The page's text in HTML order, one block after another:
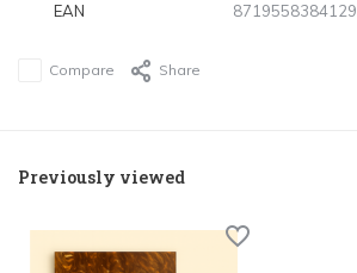
EAN 8719558384129
Compare Share
Previously viewed